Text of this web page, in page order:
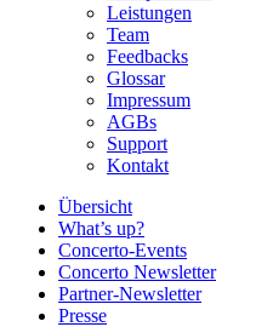
Leistungen
Team
Feedbacks
Glossar
Impressum
AGBs
Support
Kontakt
Übersicht
What’s up?
Concerto-Events
Concerto Newsletter
Partner-Newsletter
Presse